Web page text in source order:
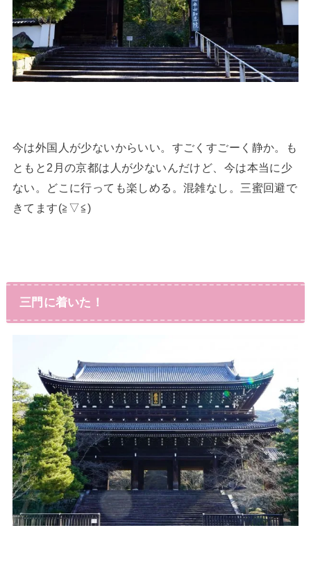
今は外国人が少ないからいい。すごくすごーく静か。も
ともと2月の京都は人が少ないんだけど、今は本当に少
ない。どこに行っても楽しめる。混雑なし。三蜜回避で
きてます(≧▽≦)
三門に着いた！